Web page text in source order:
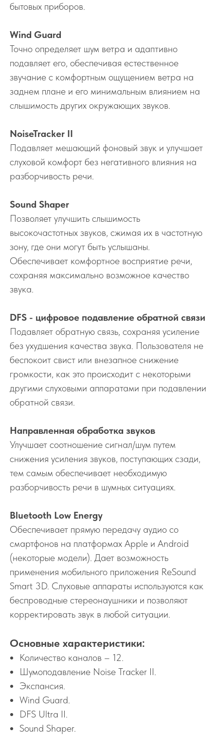
бытовых приборов.
Wind Guard
Точно определяет шум ветра и адаптивно
подавляет его, обеспечивая естественное
звучание с комфортным ощущением ветра на
заднем плане и его минимальным влиянием на
слышимость других окружающих звуков.
NoiseTracker II
Подавляет мешающий фоновый звук и улучшает
слуховой комфорт без негативного влияния на
разборчивость речи.
Sound Shaper
Позволяет улучшить слышимость
высокочастотных звуков, сжимая их в частотную
зону, где они могут быть услышаны.
Обеспечивает комфортное восприятие речи,
сохраняя максимально возможное качество
звука.
DFS - цифровое подавление обратной связи
Подавляет обратную связь, сохраняя усиление
без ухудшения качества звука. Пользователя не
беспокоит свист или внезапное снижение
громкости, как это происходит с некоторыми
другими слуховыми аппаратами при подавлении
обратной связи.
Направленная обработка звуков
Улучшает соотношение сигнал/шум путем
снижения усиления звуков, поступающих сзади,
тем самым обеспечивает необходимую
разборчивость речи в шумных ситуациях.
Bluetooth Low Energy
Обеспечивает прямую передачу аудио со
смартфонов на платформах Apple и Android
(некоторые модели). Дает возможность
применения мобильного приложения ReSound
Smart 3D. Слуховые аппараты используются как
беспроводные стереонаушники и позволяют
корректировать звук в любой ситуации.
Основные характеристики:
Количество каналов – 12.
Шумоподавление Noise Tracker II.
Экспансия.
Wind Guard.
DFS Ultra II.
Sound Shaper.